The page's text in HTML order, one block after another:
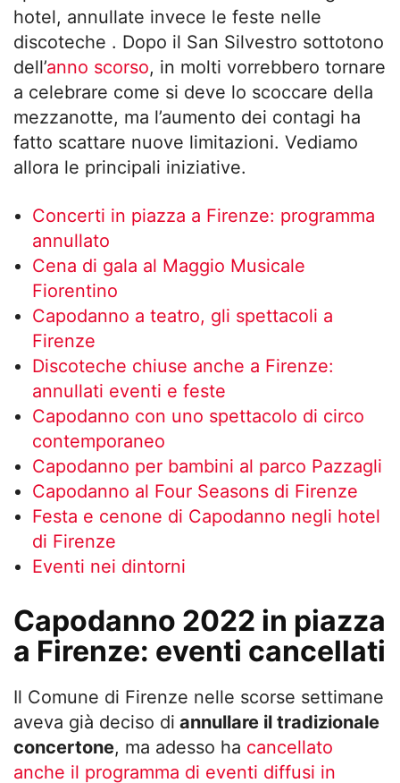
hotel, annullate invece le feste nelle
discoteche . Dopo il San Silvestro sottotono
dell’anno scorso, in molti vorrebbero tornare
a celebrare come si deve lo scoccare della
mezzanotte, ma l’aumento dei contagi ha
fatto scattare nuove limitazioni. Vediamo
allora le principali iniziative.
Concerti in piazza a Firenze: programma
annullato
Cena di gala al Maggio Musicale
Fiorentino
Capodanno a teatro, gli spettacoli a
Firenze
Discoteche chiuse anche a Firenze:
annullati eventi e feste
Capodanno con uno spettacolo di circo
contemporaneo
Capodanno per bambini al parco Pazzagli
Capodanno al Four Seasons di Firenze
Festa e cenone di Capodanno negli hotel
di Firenze
Eventi nei dintorni
Capodanno 2022 in piazza
a Firenze: eventi cancellati
Il Comune di Firenze nelle scorse settimane
aveva già deciso di annullare il tradizionale
concertone, ma adesso ha cancellato
anche il programma di eventi diffusi in